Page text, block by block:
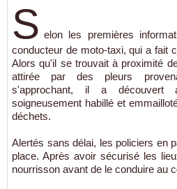
S elon les premières
conducteur de moto-taxi, qui a fait
Alors qu'il se trouvait à proximité
attirée par des pleurs
s'approchant, il a découvert
soigneusement habillé et
déchets.
Alertés sans délai, les policiers en
place. Après avoir sécurisé les
nourrisson avant de le conduire au